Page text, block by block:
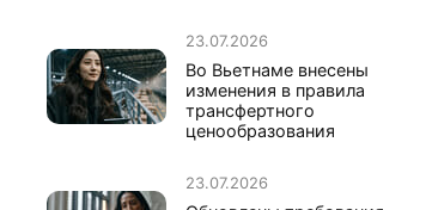
23.07.2026
Во Вьетнаме внесены
изменения в правила
трансфертного
ценообразования
23.07.2026